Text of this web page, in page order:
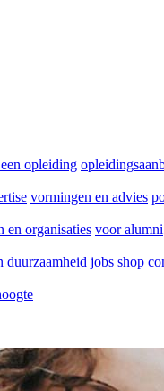
opleiding
vormingen en advies
en organisaties voor alumni
duurzaamheid jobs shop